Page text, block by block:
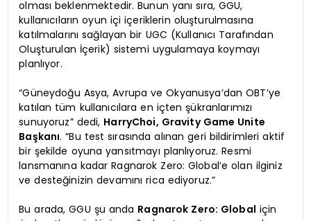
olması beklenmektedir. Bunun yanı sıra, GGU,
kullanıcıların oyun içi içeriklerin oluşturulmasına
katılmalarını sağlayan bir UGC (Kullanıcı Tarafından
Oluşturulan İçerik) sistemi uygulamaya koymayı
planlıyor.
“Güneydoğu Asya, Avrupa ve Okyanusya’dan OBT’ye
katılan tüm kullanıcılara en içten şükranlarımızı
sunuyoruz” dedi, HarryChoi, Gravity Game Unite
Başkanı. “Bu test sırasında alınan geri bildirimleri aktif
bir şekilde oyuna yansıtmayı planlıyoruz. Resmi
lansmanına kadar Ragnarok Zero: Global’e olan ilginiz
ve desteğinizin devamını rica ediyoruz.”
Bu arada, GGU şu anda Ragnarok Zero: Global için